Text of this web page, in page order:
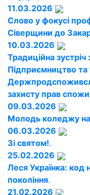
11.03.2026
Слово у фокусі
Сіверщини до
10.03.2026
Традиційна
Підприємництво та
захисту прав
09.03.2026
Молодь коледжу
06.03.2026
Зі святом!.
25.02.2026
Леся Українка: код
покоління.
21.02.2026